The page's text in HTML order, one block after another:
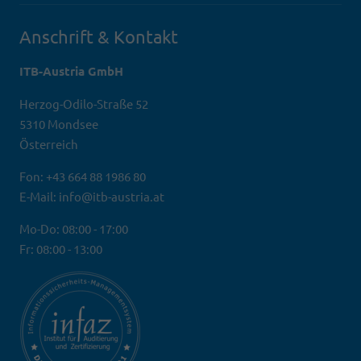
Anschrift & Kontakt
ITB-Austria GmbH
Herzog-Odilo-Straße 52
5310 Mondsee
Österreich
Fon: +43 664 88 1986 80
E-Mail: info@itb-austria.at
Mo-Do: 08:00 - 17:00
Fr: 08:00 - 13:00